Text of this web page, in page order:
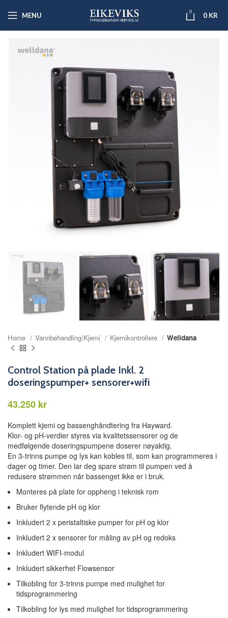
MENU 0 0 KR
Home Vannbehandling/Kjemi Kjemikontrollere Welldana
Control Station på plade Inkl. 2
doseringspumper+ sensorer+wifi
kr
Komplett kjemi og bassenghåndtering fra Hayward.
Klor- og pH-verdier styres via kvalitetssensorer og de
medfølgende doseringspumpene doserer nøyaktig.
En 3-trinns pumpe og lys kan kobles til, som kan programmeres i
dager og timer. Den lar deg spare strøm til pumpen ved å
redusere strømmen når bassenget ikke er i bruk.
Monteres på plate for oppheng i teknisk rom
Bruker flytende pH og klor
Inkludert 2 x peristaltiske pumper for pH og klor
Inkludert 2 x sensorer for måling av pH og redoks
Inkludert WIFI-modul
Inkludert sikkerhet Flowsensor
Tilkobling for 3-trinns pumpe med mulighet for
tidsprogrammering
Tilkobling for lys med mulighet for tidsprogrammering